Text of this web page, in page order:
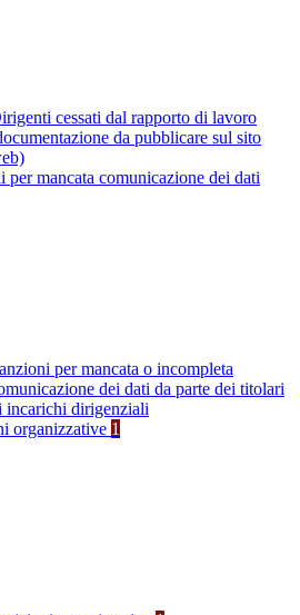
cessati dal rapporto di lavoro
da pubblicare sul sito
per mancata comunicazione dei dati
per mancata o incompleta
dei dati da parte dei titolari
incarichi dirigenziali
organizzative 1